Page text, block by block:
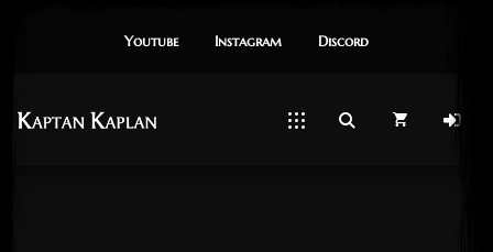
Youtube Instagram Dıscord